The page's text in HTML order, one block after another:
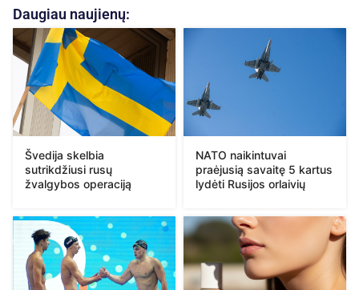
Daugiau naujienų:
Švedija skelbia
sutrikdžiusi rusų
žvalgybos operaciją
NATO naikintuvai
praėjusią savaitę 5 kartus
lydėti Rusijos orlaivių